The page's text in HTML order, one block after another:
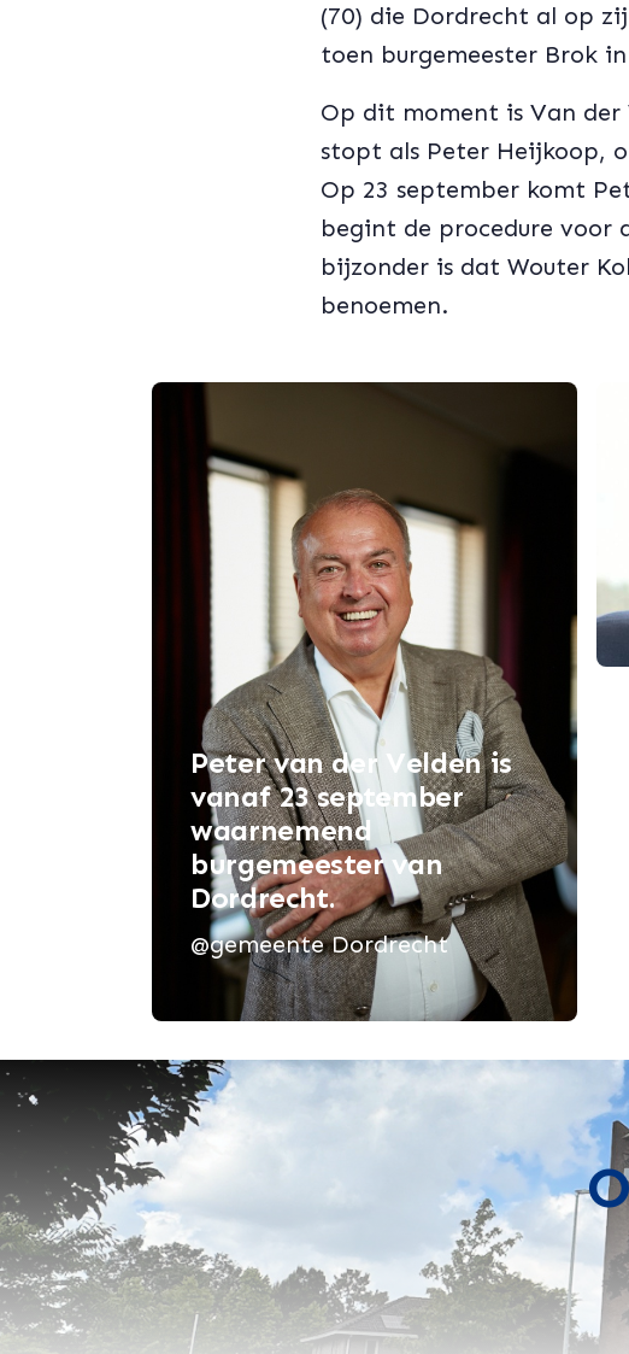
(70) die Dordrecht al op
toen burgemeester Brok
Op dit moment is Van der
stopt als Peter Heijkoop,
Op 23 september komt
begint de procedure voor
bijzonder is dat Wouter
benoemen.
Peter van der Velden is
vanaf 23 september
waarnemend
burgemeester van
Dordrecht.
@gemeente Dordrecht